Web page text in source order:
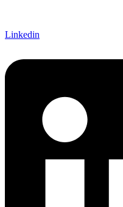
Linkedin